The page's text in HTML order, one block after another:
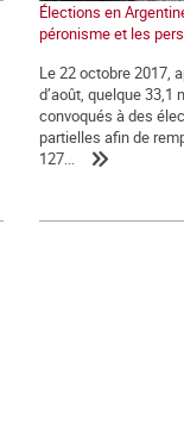
Élections en
péronisme et les
Le 22 octobre 2017,
d’août, quelque
convoqués à des
partielles afin de
127...